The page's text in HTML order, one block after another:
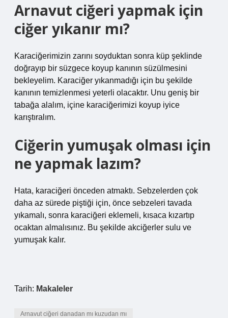
Arnavut ciğeri yapmak için
ciğer yıkanır mı?
Karaciğerimizin zarını soyduktan sonra küp şeklinde
doğrayıp bir süzgece koyup kanının süzülmesini
bekleyelim. Karaciğer yıkanmadığı için bu şekilde
kanının temizlenmesi yeterli olacaktır. Unu geniş bir
tabağa alalım, içine karaciğerimizi koyup iyice
karıştıralım.
Ciğerin yumuşak olması için
ne yapmak lazım?
Hata, karaciğeri önceden atmaktı. Sebzelerden çok
daha az sürede piştiği için, önce sebzeleri tavada
yıkamalı, sonra karaciğeri eklemeli, kısaca kızartıp
ocaktan almalısınız. Bu şekilde akciğerler sulu ve
yumuşak kalır.
Tarih: Makaleler
Arnavut ciğeri danadan mı kuzudan mı